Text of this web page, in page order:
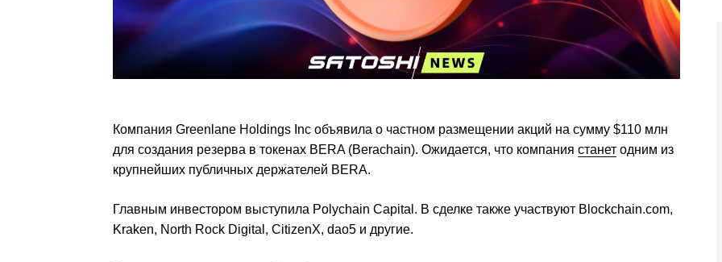
Компания Greenlane Holdings Inc объявила о частном размещении акций на сумму $110 млн
для создания резерва в токенах BERA (Berachain). Ожидается, что компания станетодним из
крупнейших публичных держателей BERA.
Главным инвестором выступила Polychain Capital. В сделке также участвуют Blockchain.com,
Kraken, North Rock Digital, CitizenX, dao5 и другие.